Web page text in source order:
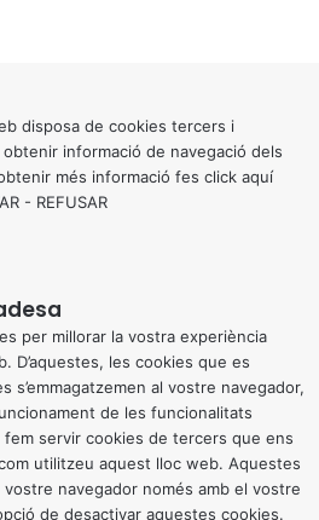
disposa de cookies tercers i
informació de navegació dels
més informació fes click aquí
- REFUSAR
per millorar la vostra experiència
D’aquestes, les cookies que es
s’emmagatzemen al vostre navegador,
de les funcionalitats
fem servir cookies de tercers que ens
utilitzeu aquest lloc web. Aquestes
vostre navegador només amb el vostre
de desactivar aquestes cookies.